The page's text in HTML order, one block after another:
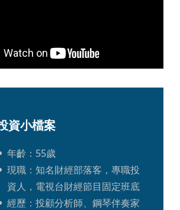
資小檔案
年齡：55歲
現職：知名財經部落客，專職投
資人，電視台財經節目固定班底
經歷：投顧分析師、鋼琴伴奏家